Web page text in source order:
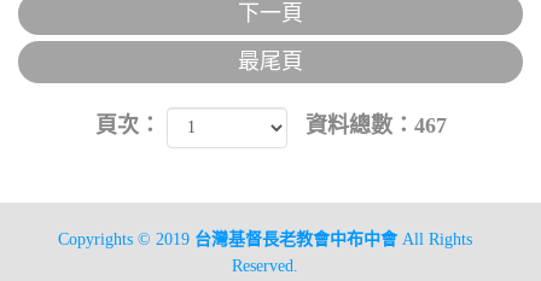
下一頁
最尾頁
頁次： 資料總數：467
Copyrights © 2019 台灣基督長老教會中布中會All Rights
Reserved.